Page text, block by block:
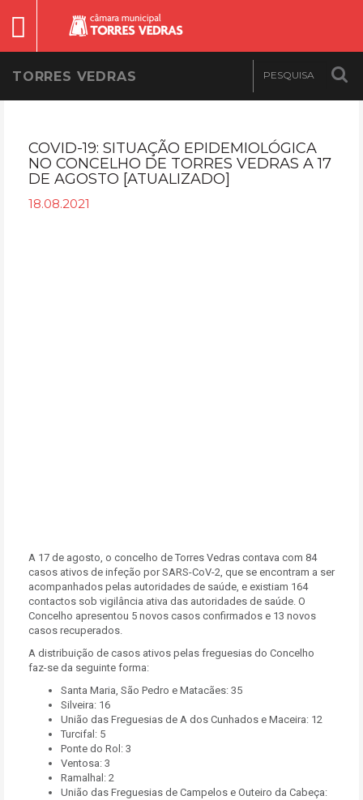
TORRES VEDRAS
COVID-19: SITUAÇÃO EPIDEMIOLÓGICA
NO CONCELHO DE TORRES VEDRAS A 17
DE AGOSTO [ATUALIZADO]
18.08.2021
A 17 de agosto, o concelho de Torres Vedras contava com 84
casos ativos de infeção por SARS-CoV-2, que se encontram a ser
acompanhados pelas autoridades de saúde, e existiam 164
contactos sob vigilância ativa das autoridades de saúde. O
Concelho apresentou 5 novos casos confirmados e 13 novos
casos recuperados.
A distribuição de casos ativos pelas freguesias do Concelho
faz-se da seguinte forma:
Santa Maria, São Pedro e Matacães: 35
Silveira: 16
União das Freguesias de A dos Cunhados e Maceira: 12
Turcifal: 5
Ponte do Rol: 3
Ventosa: 3
Ramalhal: 2
União das Freguesias de Campelos e Outeiro da Cabeça: